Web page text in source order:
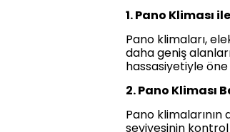
1. Pano Kliması
Pano klimaları,
daha geniş
hassasiyetiyle öne
2. Pano Kliması
Pano
seviyesinin